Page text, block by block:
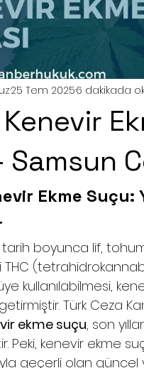
25 Tem 20256 dakikada
Ekme Suçu:
tarih boyunca lif,
THC
kullanılabilmesi,
Türk Ceza
ekme suçu, son
Peki, kenevir ekme
geçerli olan